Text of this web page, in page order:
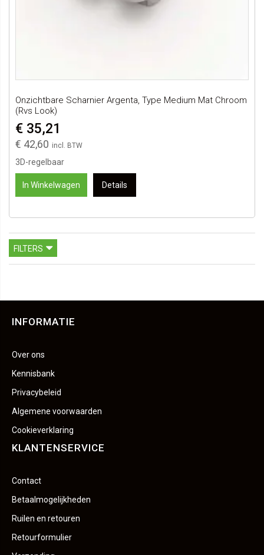
Onzichtbare Scharnier Argenta, Type Medium Mat Chroom
(rvs Look)
€ 42,60
€ 35,21
3D-regelbaar
In Winkelwagen Details
FILTERS
INFORMATIE
Over ons
Kennisbank
Privacybeleid
Algemene voorwaarden
Cookieverklaring
KLANTENSERVICE
Contact
Betaalmogelijkheden
Ruilen en retouren
Retourformulier